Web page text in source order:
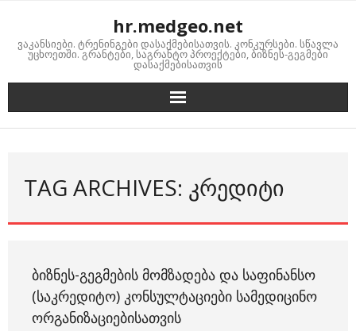
content
hr.medgeo.net
ვაკანსიები. ტრენინგები დასაქმებისათვის. კონკურსები. სწავლა
უცხოეთში. გრანტები, საგრანტო პროექტები, ბიზნეს-გეგმები
დასაქმებისათვის
TAG ARCHIVES: ᲙᲠᲔᲓᲘᲢᲘ
ᲑᲘᲖᲜᲔᲡ-ᲒᲔᲒᲛᲔᲑᲘᲡ ᲛᲝᲛᲖᲐᲓᲔᲑᲐ ᲓᲐ ᲡᲐᲤᲘᲜᲐᲜᲡᲝ
(ᲡᲐᲙᲠᲔᲓᲘᲢᲝ) ᲙᲝᲜᲡᲣᲚᲢᲐᲪᲘᲔᲑᲘ ᲡᲐᲛᲔᲓᲘᲪᲘᲜᲝ
ᲝᲠᲒᲐᲜᲘᲖᲐᲪᲘᲔᲑᲘᲡᲐᲗᲕᲘᲡ